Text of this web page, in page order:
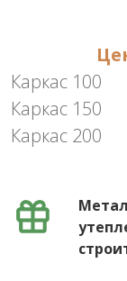
Каркас 100
Каркас 150
Каркас 200